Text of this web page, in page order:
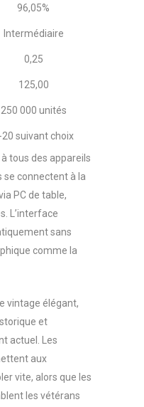
96,05%
Intermédiaire
0,25
125,00
250 000 unités
20 suivant choix
tous des appareils
se connectent à la
PC de table,
L’interface
sans
comme la
vintage élégant,
et
actuel. Les
aux
vite, alors que les
les vétérans